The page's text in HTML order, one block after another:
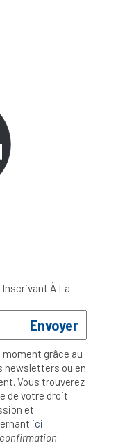
Inscrivant À La
Envoyer
grâce au
newsletters ou en
Vous trouverez
de votre droit
et
ici